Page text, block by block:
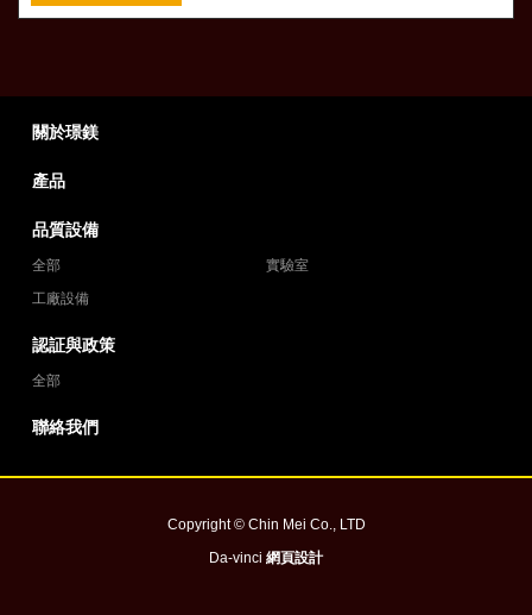
關於璟鎂
產品
品質設備
全部
實驗室
工廠設備
認証與政策
全部
聯絡我們
Copyright © Chin Mei Co., LTD
Da-vinci 網頁設計